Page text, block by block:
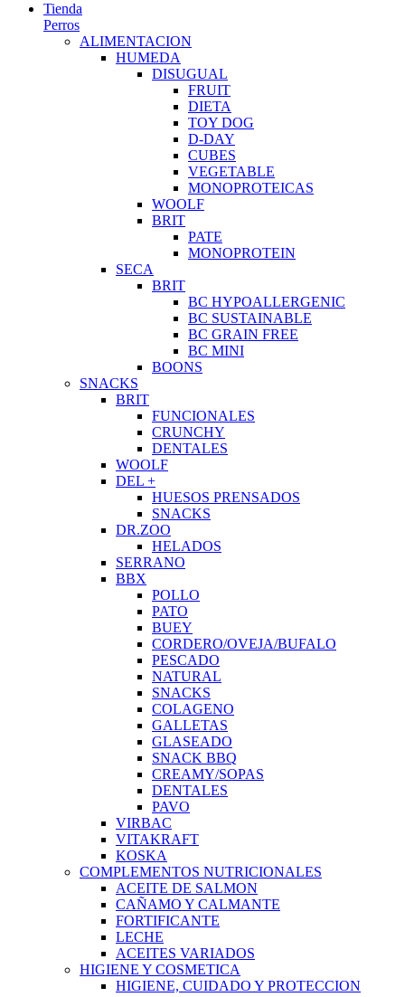
Tienda
Perros
ALIMENTACION
HUMEDA
DISUGUAL
FRUIT
DIETA
TOY DOG
D-DAY
CUBES
VEGETABLE
MONOPROTEICAS
WOOLF
BRIT
PATE
MONOPROTEIN
SECA
BRIT
BC HYPOALLERGENIC
BC SUSTAINABLE
BC GRAIN FREE
BC MINI
BOONS
SNACKS
BRIT
FUNCIONALES
CRUNCHY
DENTALES
WOOLF
DEL +
HUESOS PRENSADOS
SNACKS
DR.ZOO
HELADOS
SERRANO
BBX
POLLO
PATO
BUEY
CORDERO/OVEJA/BUFALO
PESCADO
NATURAL
SNACKS
COLAGENO
GALLETAS
GLASEADO
SNACK BBQ
CREAMY/SOPAS
DENTALES
PAVO
VIRBAC
VITAKRAFT
KOSKA
COMPLEMENTOS NUTRICIONALES
ACEITE DE SALMON
CAÑAMO Y CALMANTE
FORTIFICANTE
LECHE
ACEITES VARIADOS
HIGIENE Y COSMETICA
HIGIENE, CUIDADO Y PROTECCION